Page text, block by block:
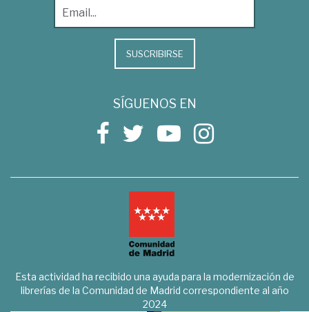
SUSCRIBIRSE
SÍGUENOS EN
Esta actividad ha recibido una ayuda para la modernización de
librerías de la Comunidad de Madrid correspondiente al año
2024